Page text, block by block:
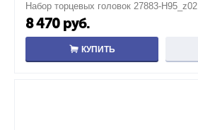
Набор торцевых головок 27883-H95_z02
8 470 руб.
КУПИТЬ